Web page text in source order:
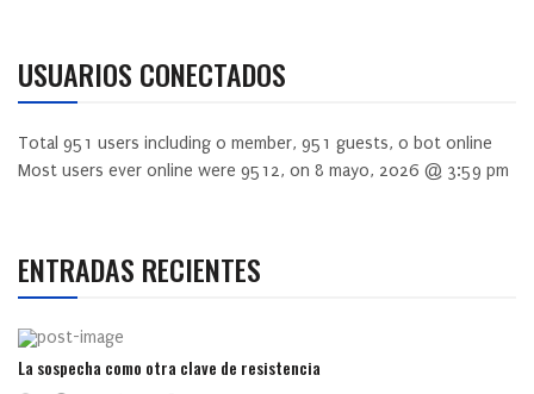
USUARIOS CONECTADOS
Total 951 users including 0 member, 951 guests, 0 bot online
Most users ever online were 9512, on 8 mayo, 2026 @ 3:59 pm
ENTRADAS RECIENTES
La sospecha como otra clave de resistencia